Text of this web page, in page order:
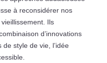
à reconsidérer nos
Ils
d’innovations
style de vie, l’idée